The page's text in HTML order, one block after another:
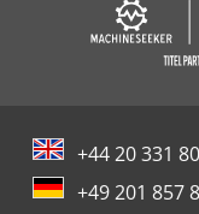
+44 20 331
+49 201 857